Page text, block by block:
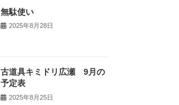
無駄使い
2025年8月28日
古道具キミドリ広瀬 9月の
予定表
2025年8月25日